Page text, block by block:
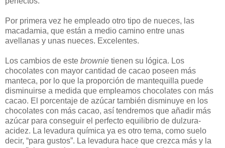
Por primera vez he empleado otro tipo de nueces, las
macadamia, que están a medio camino entre unas
avellanas y unas nueces. Excelentes.
Los cambios de este brownie tienen su lógica. Los
chocolates con mayor cantidad de cacao poseen más
manteca, por lo que la proporción de mantequilla puede
disminuirse a medida que empleamos chocolates con más
cacao. El porcentaje de azúcar también disminuye en los
chocolates con más cacao, así tendremos que añadir más
azúcar para conseguir el perfecto equilibrio de dulzura-
acidez. La levadura química ya es otro tema, como suelo
decir, “para gustos”. La levadura hace que crezca más y la